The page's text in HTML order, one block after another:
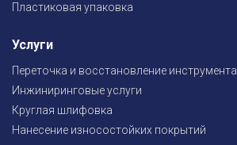
Пластиковая упаковка
Услуги
Переточка и восстановление инструмента
Инжиниринговые услуги
Круглая шлифовка
Нанесение износостойких покрытий